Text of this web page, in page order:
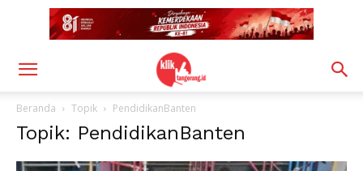
Beranda Topik PendidikanBanten
Topik: PendidikanBanten